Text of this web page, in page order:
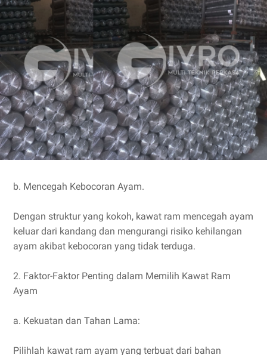
b. Mencegah Kebocoran Ayam.
Dengan struktur yang kokoh, kawat ram mencegah ayam
keluar dari kandang dan mengurangi risiko kehilangan
ayam akibat kebocoran yang tidak terduga.
2. Faktor-Faktor Penting dalam Memilih Kawat Ram
Ayam
a. Kekuatan dan Tahan Lama:
Pilihlah kawat ram ayam yang terbuat dari bahan